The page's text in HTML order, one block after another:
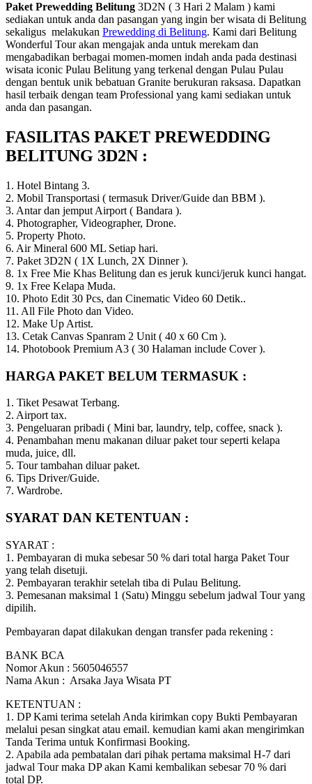
Paket Prewedding Belitung 3D2N ( 3 Hari 2 Malam ) kami
sediakan untuk anda dan pasangan yang ingin ber wisata di Belitung
sekaligus melakukan Prewedding di Belitung. Kami dari Belitung
Wonderful Tour akan mengajak anda untuk merekam dan
mengabadikan berbagai momen-momen indah anda pada destinasi
wisata iconic Pulau Belitung yang terkenal dengan Pulau Pulau
dengan bentuk unik bebatuan Granite berukuran raksasa. Dapatkan
hasil terbaik dengan team Professional yang kami sediakan untuk
anda dan pasangan.
FASILITAS PAKET PREWEDDING
BELITUNG 3D2N :
1. Hotel Bintang 3.
2. Mobil Transportasi ( termasuk Driver/Guide dan BBM ).
3. Antar dan jemput Airport ( Bandara ).
4. Photographer, Videographer, Drone.
5. Property Photo.
6. Air Mineral 600 ML Setiap hari.
7. Paket 3D2N ( 1X Lunch, 2X Dinner ).
8. 1x Free Mie Khas Belitung dan es jeruk kunci/jeruk kunci hangat.
9. 1x Free Kelapa Muda.
10. Photo Edit 30 Pcs, dan Cinematic Video 60 Detik..
11. All File Photo dan Video.
12. Make Up Artist.
13. Cetak Canvas Spanram 2 Unit ( 40 x 60 Cm ).
14. Photobook Premium A3 ( 30 Halaman include Cover ).
HARGA PAKET BELUM TERMASUK :
1. Tiket Pesawat Terbang.
2. Airport tax.
3. Pengeluaran pribadi ( Mini bar, laundry, telp, coffee, snack ).
4. Penambahan menu makanan diluar paket tour seperti kelapa
muda, juice, dll.
5. Tour tambahan diluar paket.
6. Tips Driver/Guide.
7. Wardrobe.
SYARAT DAN KETENTUAN :
SYARAT :
1. Pembayaran di muka sebesar 50 % dari total harga Paket Tour
yang telah disetuji.
2. Pembayaran terakhir setelah tiba di Pulau Belitung.
3. Pemesanan maksimal 1 (Satu) Minggu sebelum jadwal Tour yang
dipilih.
Pembayaran dapat dilakukan dengan transfer pada rekening :
BANK BCA
Nomor Akun : 5605046557
Nama Akun : Arsaka Jaya Wisata PT
KETENTUAN :
1. DP Kami terima setelah Anda kirimkan copy Bukti Pembayaran
melalui pesan singkat atau email. kemudian kami akan mengirimkan
Tanda Terima untuk Konfirmasi Booking.
2. Apabila ada pembatalan dari pihak pertama maksimal H-7 dari
jadwal Tour maka DP akan Kami kembalikan sebesar 70 % dari
total DP.